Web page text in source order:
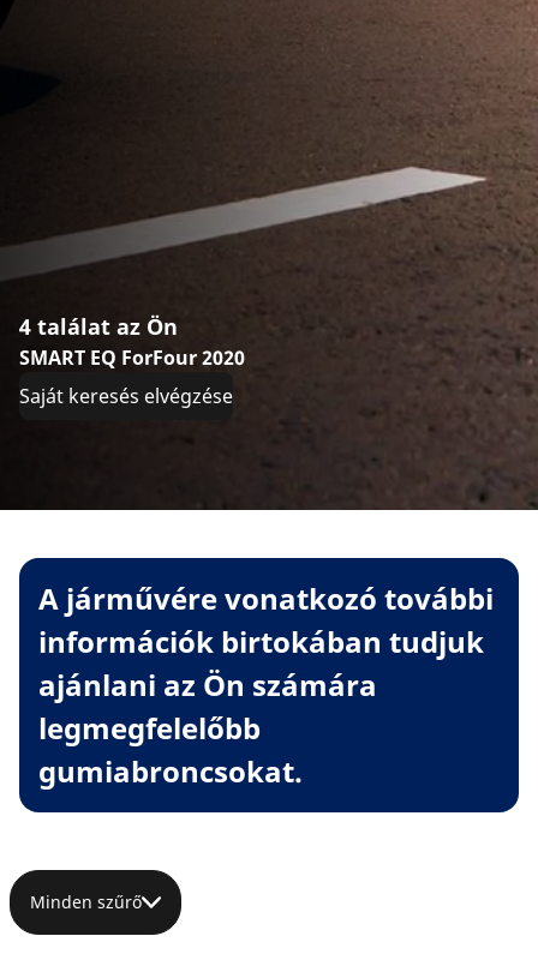
4 találat az Ön
SMART EQ ForFour 2020
Saját keresés elvégzése
A járművére vonatkozó további
információk birtokában tudjuk
ajánlani az Ön számára
legmegfelelőbb
gumiabroncsokat.
Minden szűrő